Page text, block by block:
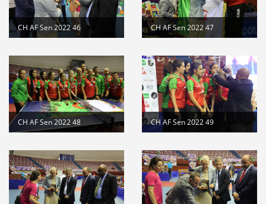
CH AF Sen 2022 46 CH AF Sen 2022 47
CH AF Sen 2022 48 CH AF Sen 2022 49